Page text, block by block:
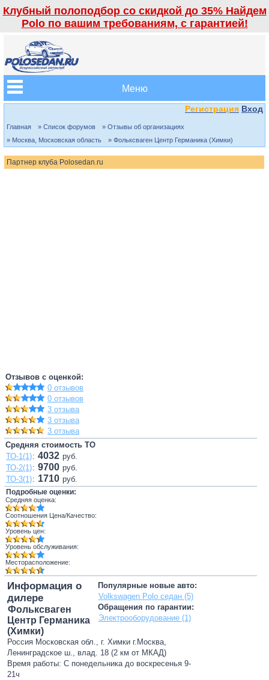
Клубный полоподбор со скидкой до 35% Найдем
Polo по вашим требованиям, с гарантией!
Меню
Регистрация Вход
Главная » Список форумов
» Отзывы об организациях
» Москва, Московская область
» Фольксваген Центр Германика (Химки)
Партнер клуба Polosedan.ru
Отзывов с оценкой:
0 отзывов
0 отзывов
3 отзыва
3 отзыва
3 отзыва
Средняя стоимость ТО
ТО-1(1): 4032 руб.
ТО-2(1): 9700 руб.
ТО-3(1): 1710 руб.
Подробные оценки:
Средняя оценка:
Соотношения Цена/Качество:
Уровень цен:
Уровень обслуживания:
Месторасположение:
Популярные новые авто:
Volkswagen Polo седан (5)
Обращения по гарантии:
Электрооборудование (1)
Информация о
дилере
Фольксваген
Центр Германика
(Химки)
Россия Московская обл., г. Химки г.Москва,
Ленинградское ш., влад. 18 (2 км от МКАД)
Время работы: С понедельника до воскресенья 9-
21ч